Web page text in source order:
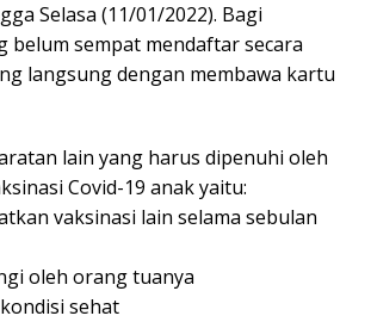
Selasa (11/01/2022). Bagi
belum sempat mendaftar secara
langsung dengan membawa kartu
lain yang harus dipenuhi oleh
Covid-19 anak yaitu:
vaksinasi lain selama sebulan
oleh orang tuanya
sehat